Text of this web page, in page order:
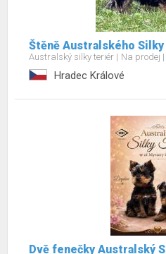
Štěně Australského
Australský silky teriér Na prodej
Hradec Králové
Dvě fenečky Australský